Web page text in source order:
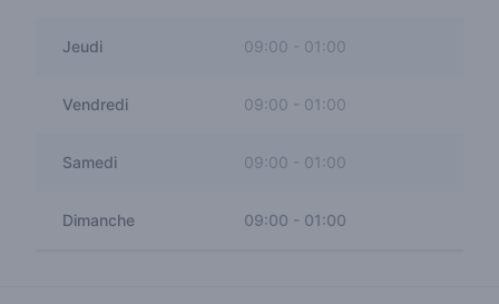
Jeudi 09:00 01:00
Vendredi 09:00 - 01:00
Samedi 09:00 01:00
Dimanche 09:00 - 01:00